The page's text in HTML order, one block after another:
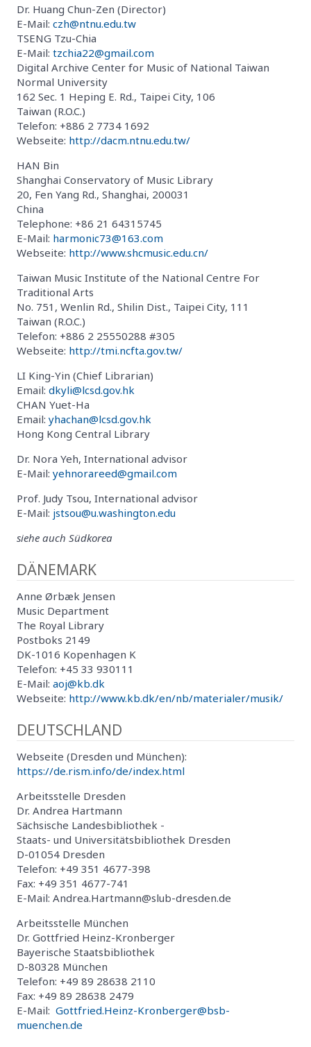
Dr. Huang Chun-Zen (Director)
E-Mail: czh@ntnu.edu.tw
TSENG Tzu-Chia
E-Mail: tzchia22@gmail.com
Digital Archive Center for Music of National Taiwan
Normal University
162 Sec. 1 Heping E. Rd., Taipei City, 106
Taiwan (R.O.C.)
Telefon: +886 2 7734 1692
Webseite: http://dacm.ntnu.edu.tw/
HAN Bin
Shanghai Conservatory of Music Library
20, Fen Yang Rd., Shanghai, 200031
China
Telephone: +86 21 64315745
E-Mail: harmonic73@163.com
Webseite: http://www.shcmusic.edu.cn/
Taiwan Music Institute of the National Centre For
Traditional Arts
No. 751, Wenlin Rd., Shilin Dist., Taipei City, 111
Taiwan (R.O.C.)
Telefon: +886 2 25550288 #305
Webseite: http://tmi.ncfta.gov.tw/
LI King-Yin (Chief Librarian)
Email: dkyli@lcsd.gov.hk
CHAN Yuet-Ha
Email: yhachan@lcsd.gov.hk
Hong Kong Central Library
Dr. Nora Yeh, International advisor
E-Mail: yehnorareed@gmail.com
Prof. Judy Tsou, International advisor
E-Mail: jstsou@u.washington.edu
siehe auch Südkorea
DÄNEMARK
Anne Ørbæk Jensen
Music Department
The Royal Library
Postboks 2149
DK-1016 Kopenhagen K
Telefon: +45 33 930111
E-Mail: aoj@kb.dk
Webseite: http://www.kb.dk/en/nb/materialer/musik/
DEUTSCHLAND
Webseite (Dresden und München):
https://de.rism.info/de/index.html
Arbeitsstelle Dresden
Dr. Andrea Hartmann
Sächsische Landesbibliothek -
Staats- und Universitätsbibliothek Dresden
D-01054 Dresden
Telefon: +49 351 4677-398
Fax: +49 351 4677-741
E-Mail: Andrea.Hartmann@slub-dresden.de
Arbeitsstelle München
Dr. Gottfried Heinz-Kronberger
Bayerische Staatsbibliothek
D-80328 München
Telefon: +49 89 28638 2110
Fax: +49 89 28638 2479
E-Mail: Gottfried.Heinz-Kronberger@bsb-
muenchen.de